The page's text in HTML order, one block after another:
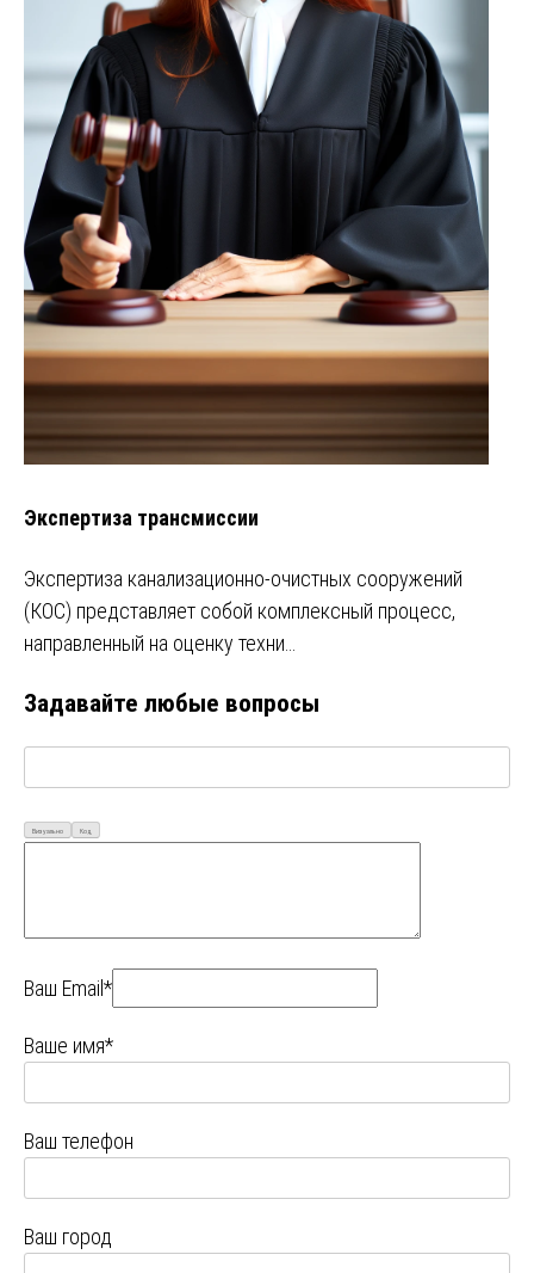
Экспертиза трансмиссии
Экспертиза канализационно-очистных сооружений
(КОС) представляет собой комплексный процесс,
направленный на оценку техни…
Задавайте любые вопросы
Визуально Код
Ваш Email*
Ваше имя*
Ваш телефон
Ваш город